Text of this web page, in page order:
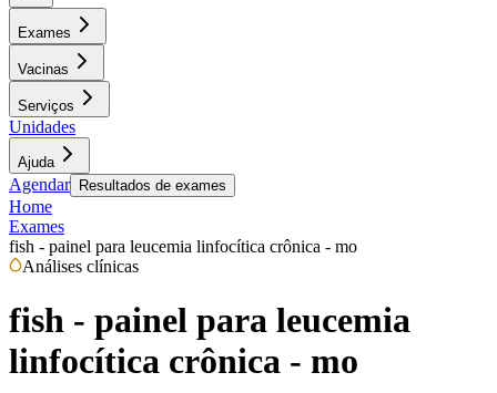
Exames
Vacinas
Serviços
Unidades
Ajuda
Agendar Resultados de exames
Home
Exames
fish - painel para leucemia linfocítica crônica - mo
Análises clínicas
fish - painel para leucemia
linfocítica crônica - mo